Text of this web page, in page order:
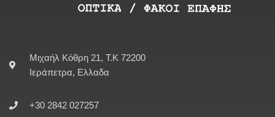
Μιχαήλ Κόθρη 21, Τ.Κ 72200
Ιεράπετρα, Ελλαδα
+30 2842 027257